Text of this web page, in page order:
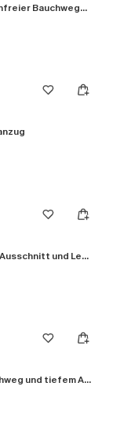
Langer Torso Schwarzer rückenfreier Bauchweg-Badeanzug
Brauner Badeanzug mit tiefem Ausschnitt und Leopardenmuster
Lila Badeanzug mit Magic-Bauchweg und tiefem Ausschnitt